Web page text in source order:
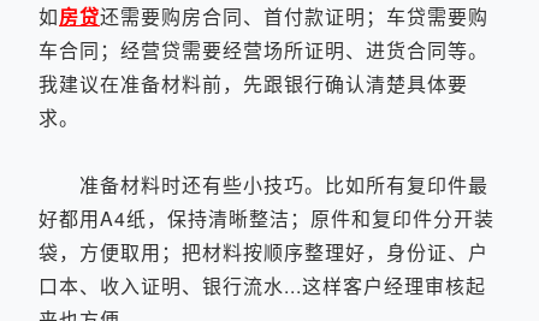
如房贷还需要购房合同、首付款证明；车贷需要购
车合同；经营贷需要经营场所证明、进货合同等。
我建议在准备材料前，先跟银行确认清楚具体要
求。
准备材料时还有些小技巧。比如所有复印件最
好都用A4纸，保持清晰整洁；原件和复印件分开装
袋，方便取用；把材料按顺序整理好，身份证、户
口本、收入证明、银行流水...这样客户经理审核起